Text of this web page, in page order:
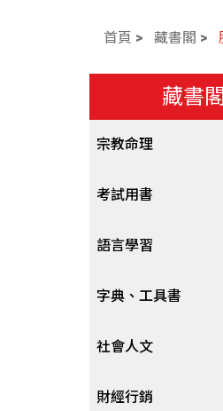
首頁 藏書閣
藏書閣
宗教命理
宗教
星象星座命理
考試用書
四技二專大學
國考、檢定
留學考試
學習法/考試方法
語言學習
英語/美語
日語
韓語
字典、工具書
字辭典
百科、圖鑑
社會人文
社會學、人文思想
財經行銷